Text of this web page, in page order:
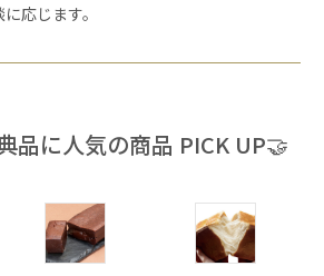
応じます。
品に人気の商品 PICK UP🤝